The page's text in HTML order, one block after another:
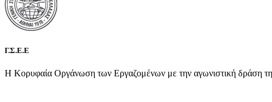
Γ.Σ.Ε.Ε
Η Κορυφαία Οργάνωση των Εργαζομένων με την αγωνιστική δράση της